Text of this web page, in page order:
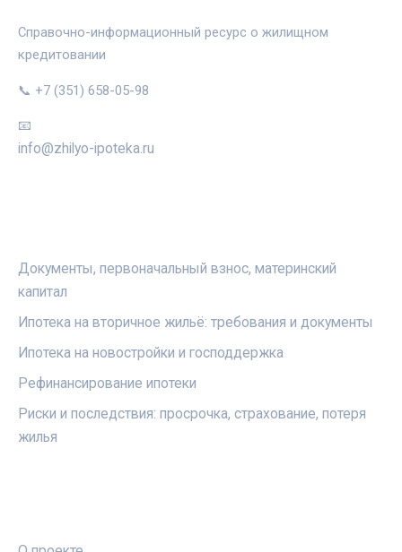
Справочно-информационный ресурс о жилищном
кредитовании
📞 +7 (351) 658-05-98
📧
info@zhilyo-ipoteka.ru
Документы, первоначальный взнос, материнский
капитал
Ипотека на вторичное жильё: требования и документы
Ипотека на новостройки и господдержка
Рефинансирование ипотеки
Риски и последствия: просрочка, страхование, потеря
жилья